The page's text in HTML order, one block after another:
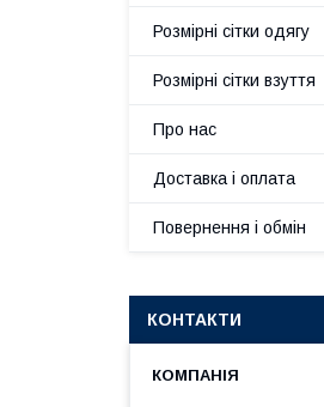
Розмірні сітки одягу
Розмірні сітки взуття
Про нас
Доставка і оплата
Повернення і обмін
КОНТАКТИ